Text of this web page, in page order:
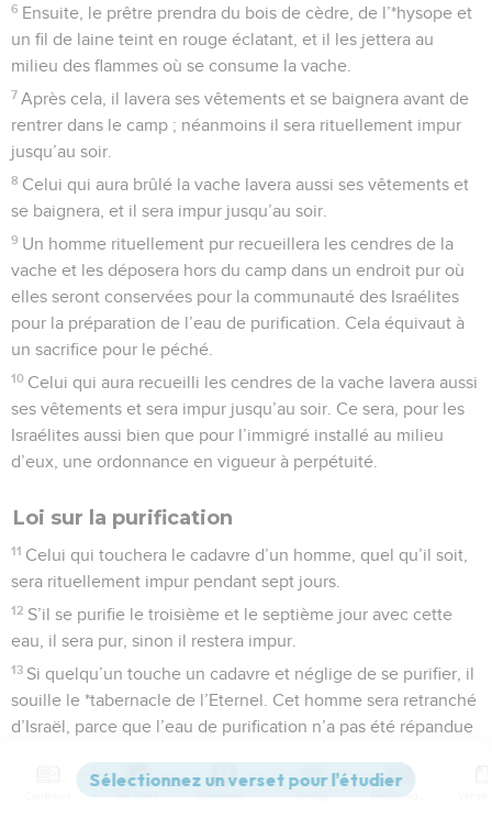
6 Ensuite, le prêtre prendra du bois de cèdre, de l’*hysope et
un fil de laine teint en rouge éclatant, et il les jettera au
milieu des flammes où se consume la vache.
7 Après cela, il lavera ses vêtements et se baignera avant de
rentrer dans le camp ; néanmoins il sera rituellement impur
jusqu’au soir.
8 Celui qui aura brûlé la vache lavera aussi ses vêtements et
se baignera, et il sera impur jusqu’au soir.
9 Un homme rituellement pur recueillera les cendres de la
vache et les déposera hors du camp dans un endroit pur où
elles seront conservées pour la communauté des Israélites
pour la préparation de l’eau de purification. Cela équivaut à
un sacrifice pour le péché.
10 Celui qui aura recueilli les cendres de la vache lavera aussi
ses vêtements et sera impur jusqu’au soir. Ce sera, pour les
Israélites aussi bien que pour l’immigré installé au milieu
d’eux, une ordonnance en vigueur à perpétuité.
Loi sur la purification
11 Celui qui touchera le cadavre d’un homme, quel qu’il soit,
sera rituellement impur pendant sept jours.
12 S’il se purifie le troisième et le septième jour avec cette
eau, il sera pur, sinon il restera impur.
13 Si quelqu’un touche un cadavre et néglige de se purifier, il
souille le *tabernacle de l’Eternel. Cet homme sera retranché
d’Israël, parce que l’eau de purification n’a pas été répandue
Versions Commentaires Strong